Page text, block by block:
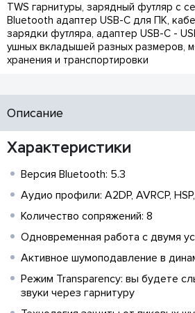
TWS гарнитуры, зарядный футляр с
Bluetooth адаптер USB-C для ПК,
зарядки футляра, адаптер USB-C -
ушных вкладышей разных размеров,
хранения и транспортировки
Описание
Характеристики
Версия Bluetooth: 5.3
Аудио профили: A2DP, AVRCP,
Количество сопряжений: 8
Одновременная работа с двумя
Активное шумоподавление в
Режим Transparency: вы будете
звуки через гарнитуру